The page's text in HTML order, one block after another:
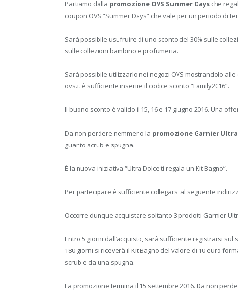
Partiamo dalla promozione OVS Summer Days che
coupon OVS “Summer Days” che vale per un periodo di
Sarà possibile usufruire di uno sconto del 30% sulle
sulle collezioni bambino e profumeria.
Sarà possibile utilizzarlo nei negozi OVS mostrandolo
ovs.it è sufficiente inserire il codice sconto “Family2016”.
Il buono sconto è valido il 15, 16 e 17 giugno 2016. Una
Da non perdere nemmeno la promozione Garnier
guanto scrub e spugna.
È la nuova iniziativa “Ultra Dolce ti regala un Kit Bagno”.
Per partecipare è sufficiente collegarsi al seguente
Occorre dunque acquistare soltanto 3 prodotti Garnier
Entro 5 giorni dall’acquisto, sarà sufficiente registrarsi
180 giorni si riceverà il Kit Bagno del valore di 10 euro
scrub e da una spugna.
La promozione termina il 15 settembre 2016. Da non